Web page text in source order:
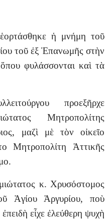
ἡ μνήμη τοῦ
τοῦ ἐξ Ἐπανωμῆς στὴν
φυλάσσονται καὶ τὰ
προεξῆρχε
Μητροπολίτης
μαζὶ μὲ τὸν οἰκεῖο
Μητροπολίτη Ἀττικῆς
κ. Χρυσόστομος
Ἁγίου Ἀργυρίου, ποὺ
εἶχε ἐλεύθερη ψυχὴ